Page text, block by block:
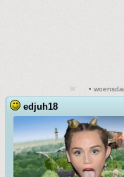
•
edjuh18